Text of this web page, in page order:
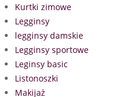
Kurtki zimowe
Legginsy
legginsy damskie
Legginsy sportowe
Leginsy basic
Listonoszki
Makijaż